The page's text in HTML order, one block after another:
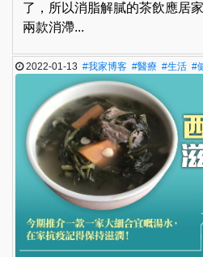
了，所以消脂解膩的茶飲應居
兩款消滯...
2022-01-13#我家博客 #醫療 #生活 #